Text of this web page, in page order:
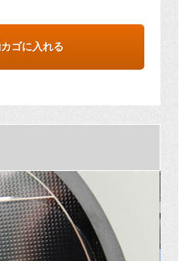
ゴに入れる